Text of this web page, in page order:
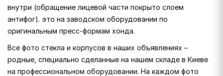
внутри (обращение лицевой части покрыто слоем
антифог). это на заводском оборудовании по
оригинальным пресс-формам хонда.
Все фото стекла и корпусов в наших объявлениях –
родные, специально сделанные на нашем складе в Киеве
на профессиональном оборудовании. На каждом фото